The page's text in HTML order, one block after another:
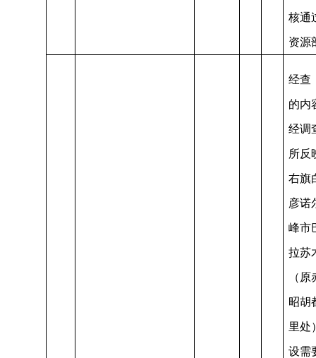
核通
资源
经查
的内
经调
所反
右旗
彦诺
峰市
拉苏
（
昭胡
里处
设需